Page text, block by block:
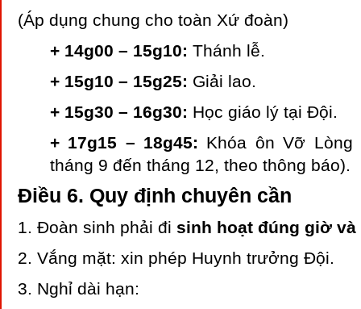
(Áp dụng chung cho toàn Xứ đoàn)
+ 14g00 – 15g10: Thánh lễ.
+ 15g10 – 15g25: Giải lao.
+ 15g30 – 16g30: Học giáo lý tại Đội.
+ 17g15 – 18g45: Khóa ôn Vỡ
tháng 9 đến tháng 12, theo thông báo).
Điều 6. Quy định chuyên cần
1. Đoàn sinh phải đi sinh hoạt đúng giờ và
2. Vắng mặt: xin phép Huynh trưởng Đội.
3. Nghỉ dài hạn: